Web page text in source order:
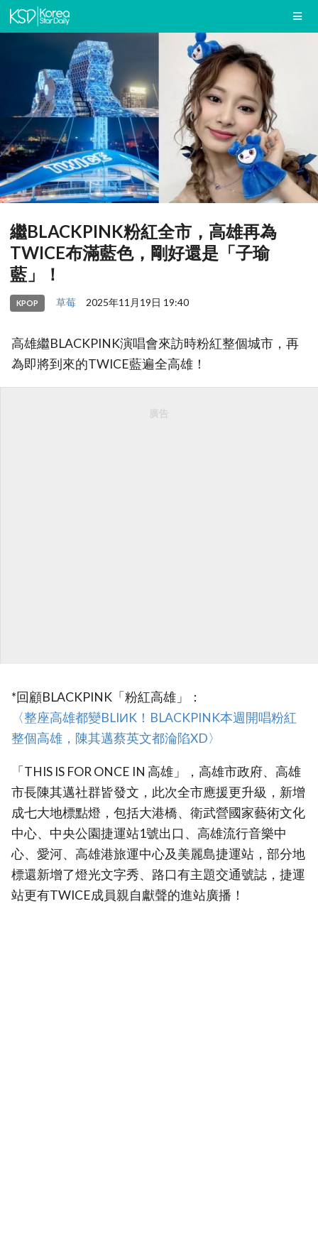
繼BLACKPINK粉紅全市，高雄再為
TWICE布滿藍色，剛好還是「子瑜
藍」！
KPOP 草莓 2025年11月19日 19:40
高雄繼BLACKPINK演唱會來訪時粉紅整個城市，再
為即將到來的TWICE藍遍全高雄！
廣告
*回顧BLACKPINK「粉紅高雄」：
‎〈整座高雄都變BLIИK！BLACKPINK本週開唱粉紅
整個高雄，陳其邁蔡英文都淪陷XD〉
「THIS IS FOR ONCE IN 高雄」，高雄市政府、高雄
市長陳其邁社群皆發文，此次全市應援更升級，新增
成七大地標點燈，包括大港橋、衛武營國家藝術文化
中心、中央公園捷運站1號出口、高雄流行音樂中
心、愛河、高雄港旅運中心及美麗島捷運站，部分地
標還新增了燈光文字秀、路口有主題交通號誌，捷運
站更有TWICE成員親自獻聲的進站廣播！